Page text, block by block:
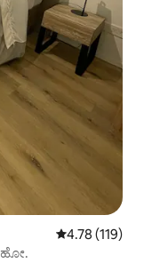
5 ರಲ್ಲಿ 4.78
4.78 (119)